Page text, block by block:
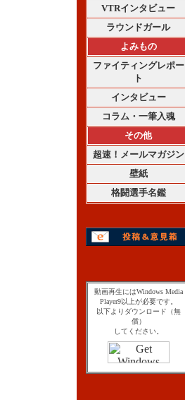
VTRインタビュー
ラウンドガール
よみもの
ファイティングレポー
ト
インタビュー
コラム・一筆入魂
その他
超速！メールマガジン
壁紙
格闘選手名鑑
動画再生にはWindows Media
Player9以上が必要です。
以下よりダウンロード（無
償）
してください。